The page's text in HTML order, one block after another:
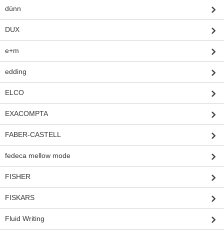
dünn
DUX
e+m
edding
ELCO
EXACOMPTA
FABER-CASTELL
fedeca mellow mode
FISHER
FISKARS
Fluid Writing